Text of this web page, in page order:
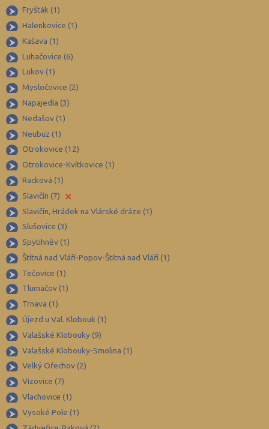
Břeclav (84)
Česká Lípa (79)
České Budějovice (173)
Český Krumlov (49)
Děčín (106)
Domažlice (49)
Frýdek-Místek (164)
Havlíčkův Brod (82)
Hodonín (119)
Hradec Králové (139)
Cheb (61)
Chomutov (65)
Chrudim (88)
Jablonec nad Nisou (67)
Jeseník (42)
Jičín (75)
Jihlava (94)
Jindřichův Hradec (76)
Karlovy Vary (93)
Karviná (145)
Kladno (129)
Klatovy (69)
Kolín (77)
Fryšták (1)
Halenkovice (1)
Kašava (1)
Luhačovice (6)
Lukov (1)
Mysločovice (2)
Napajedla (3)
Nedašov (1)
Neubuz (1)
Otrokovice (12)
Otrokovice-Kvítkovice (1)
Racková (1)
Slavičín (7)
×
Slavičín, Hrádek na Vlárské dráze (1)
Slušovice (3)
Spytihněv (1)
Štítná nad Vláří-Popov-Štítná nad Vláří (1)
Tečovice (1)
Tlumačov (1)
Trnava (1)
Újezd u Val. Klobouk (1)
Valašské Klobouky (9)
Valašské Klobouky-Smolina (1)
Velký Ořechov (2)
Vizovice (7)
Vlachovice (1)
Vysoké Pole (1)